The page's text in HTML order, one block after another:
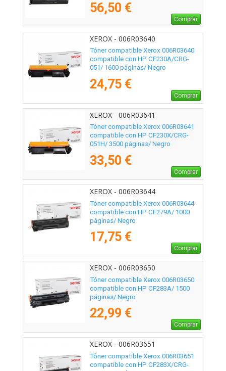
56,50 €
Comprar
XEROX - 006R03640
Tóner compatible Xerox 006R03640
compatible con HP CF230A/CRG-
051/ 1600 páginas/ Negro
24,75 €
Comprar
XEROX - 006R03641
Tóner compatible Xerox 006R03641
compatible con HP CF230X/CRG-
051H/ 3500 páginas/ Negro
33,50 €
Comprar
XEROX - 006R03644
Tóner compatible Xerox 006R03644
compatible con HP CF279A/ 1000
páginas/ Negro
17,75 €
Comprar
XEROX - 006R03650
Tóner compatible Xerox 006R03650
compatible con HP CF283A/ 1500
páginas/ Negro
22,99 €
Comprar
XEROX - 006R03651
Tóner compatible Xerox 006R03651
compatible con HP CF283X/CRG-